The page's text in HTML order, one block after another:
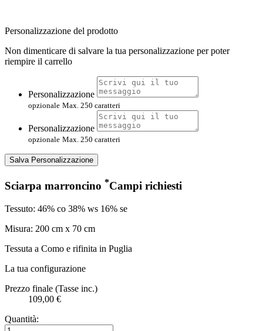
Personalizzazione del prodotto
Non dimenticare di salvare la tua personalizzazione per poter
riempire il carrello
Personalizzazione
opzionale Max. 250 caratteri
Personalizzazione
opzionale Max. 250 caratteri
Salva Personalizzazione
Sciarpa marroncino *Campi richiesti
Tessuto: 46% co 38% ws 16% se
Misura: 200 cm x 70 cm
Tessuta a Como e rifinita in Puglia
La tua configurazione
Prezzo finale (Tasse inc.)
109,00 €
Quantità: